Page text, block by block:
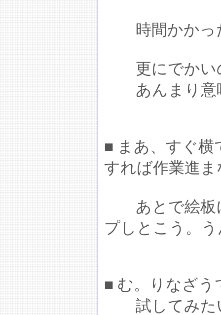
時間かかっ
更にでかい
あんまり意
■ まあ、すぐ横
すれば作業進
あとで絵板
プしとこう。
■ む。りなざう
試してみた